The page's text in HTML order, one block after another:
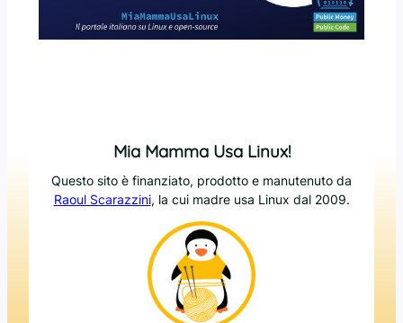
Mia Mamma Usa Linux!
Questo sito è finanziato, prodotto e manutenuto da
Raoul Scarazzini, la cui madre usa Linux dal 2009.